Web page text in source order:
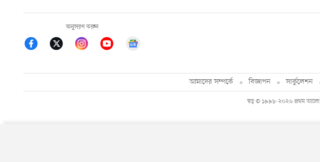
অনুসরণ করুন
আমাদের সম্পর্কে বিজ্ঞাপন সার্কুলেশন
স্বত্ব © ১৯৯৮-২০২৬ প্রথম আলো